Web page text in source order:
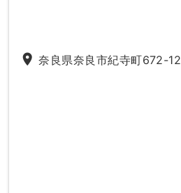
place 奈良県奈良市紀寺町672-12